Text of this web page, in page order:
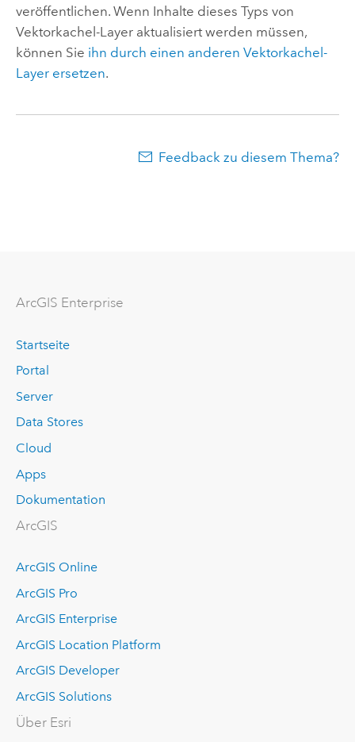
veröffentlichen. Wenn Inhalte dieses Typs von
Vektorkachel-Layer aktualisiert werden müssen,
können Sie ihn durch einen anderen Vektorkachel-
Layer ersetzen.
Feedback zu diesem Thema?
ArcGIS Enterprise
Startseite
Portal
Server
Data Stores
Cloud
Apps
Dokumentation
ArcGIS
ArcGIS Online
ArcGIS Pro
ArcGIS Enterprise
ArcGIS Location Platform
ArcGIS Developer
ArcGIS Solutions
Über Esri